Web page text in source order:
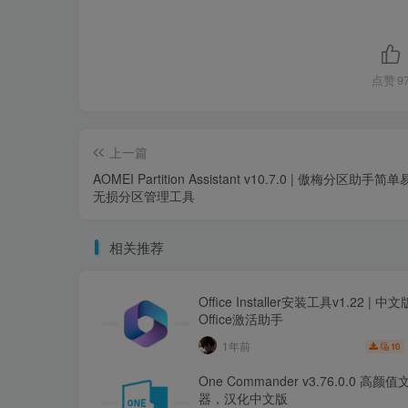
点赞
上一篇
AOMEI Partition Assistant v10.7.0 | 傲梅分区助手简单
无损分区管理工具
相关推荐
Office Installer安装工具v1.22 | 中文
Office激活助手
1年前 10
One Commander v3.76.0.0 高颜值
器，汉化中文版